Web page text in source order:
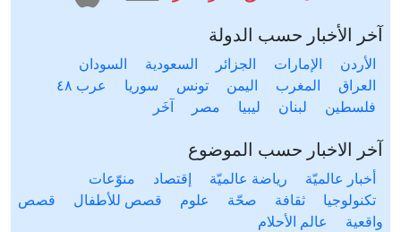
آخر الأخبار حسب الدولة
الأردن الإمارات الجزائر السعودية
السودان
العراق
المغرب اليمن تونس سوريا
عرب ٤٨
فلسطين
لبنان ليبيا مصر آخَر
آخر الاخبار حسب الموضوع
أخبار عالميّة رياضة عالميّة إقتصاد
منوّعات
تكنولوجيا
ثقافة صحّة علوم قصص للأطفال
قصص
واقعية
عالم الأحلام